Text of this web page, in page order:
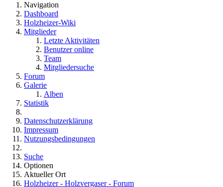
Navigation
Dashboard
Holzheizer-Wiki
Mitglieder
Letzte Aktivitäten
Benutzer online
Team
Mitgliedersuche
Forum
Galerie
Alben
Statistik
Datenschutzerklärung
Impressum
Nutzungsbedingungen
Suche
Optionen
Aktueller Ort
Holzheizer - Holzvergaser - Forum